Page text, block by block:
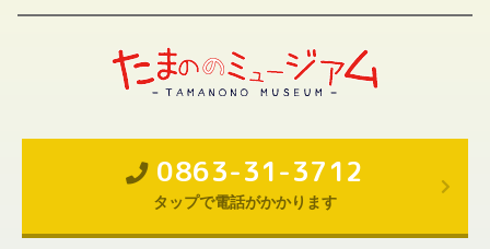
0863-31-3712
タップで電話がかかります